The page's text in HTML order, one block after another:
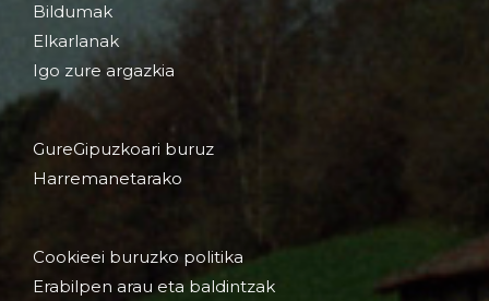
Bildumak
Elkarlanak
Igo zure argazkia
GureGipuzkoari buruz
Harremanetarako
Cookieei buruzko politika
Erabilpen arau eta baldintzak